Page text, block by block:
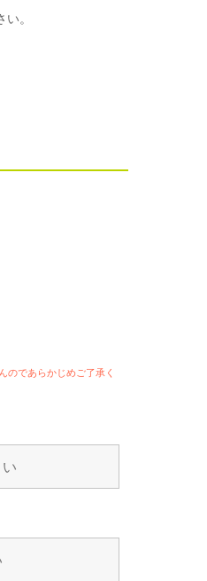
。
のであらかじめご了承く